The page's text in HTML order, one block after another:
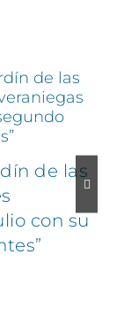
de las
con su